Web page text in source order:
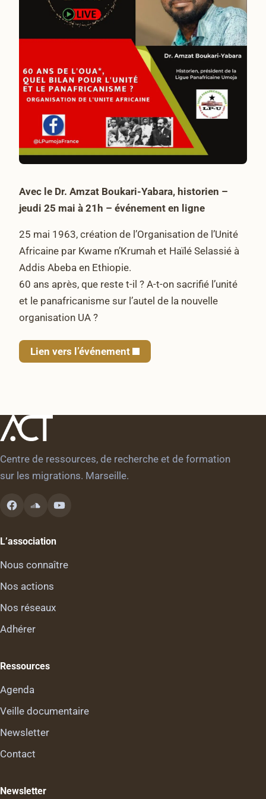
Avec le Dr. Amzat Boukari-Yabara, historien –
jeudi 25 mai à 21h – événement en ligne
25 mai 1963, création de l’Organisation de l’Unité
Africaine par Kwame n’Krumah et Haïlé Selassié à
Addis Abeba en Ethiopie.
60 ans après, que reste t-il ? A-t-on sacrifié l’unité
et le panafricanisme sur l’autel de la nouvelle
organisation UA ?
Lien vers l’événement
Centre de ressources, de recherche et de formation
sur les migrations. Marseille.
L’association
Nous connaître
Nos actions
Nos réseaux
Adhérer
Ressources
Agenda
Veille documentaire
Newsletter
Contact
Newsletter